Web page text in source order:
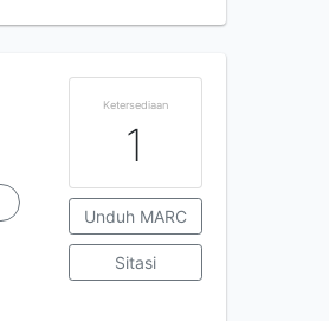
Ketersediaan
1
Unduh MARC
Sitasi